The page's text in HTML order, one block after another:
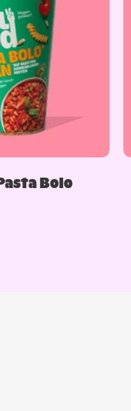
Bolo